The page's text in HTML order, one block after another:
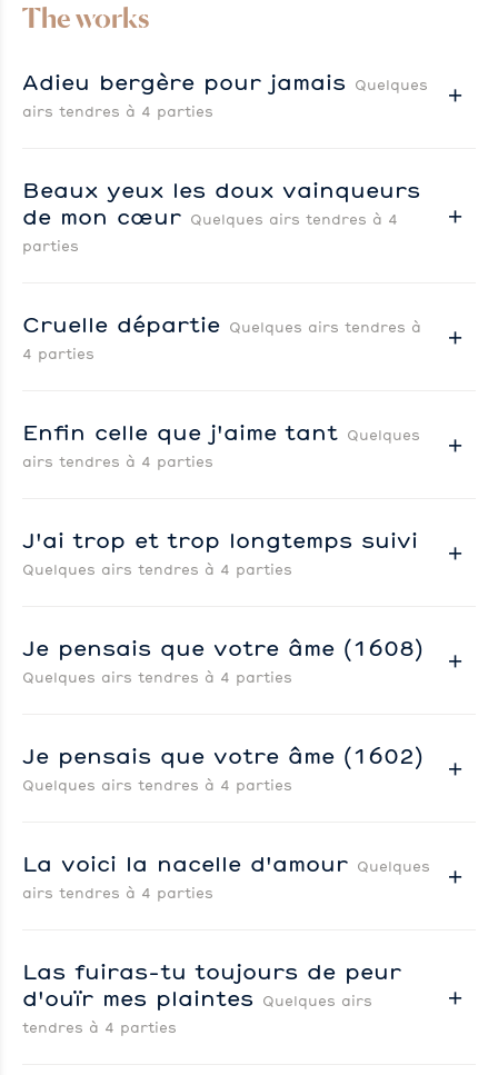
The works
Adieu bergère pour jamais
Quelques
airs tendres à 4 parties
Beaux yeux les doux vainqueurs
de mon cœur Quelques airs tendres à 4
parties
Cruelle départie Quelques airs tendres à
4 parties
Enfin celle que j'aime tant Quelques
airs tendres à 4 parties
J'ai trop et trop longtemps suivi
Quelques airs tendres à 4 parties
Je pensais que votre âme (1608)
Quelques airs tendres à 4 parties
Je pensais que votre âme (1602)
Quelques airs tendres à 4 parties
La voici la nacelle d'amour Quelques
airs tendres à 4 parties
Las fuiras-tu toujours de peur
d'ouïr mes plaintes
Quelques airs
tendres à 4 parties